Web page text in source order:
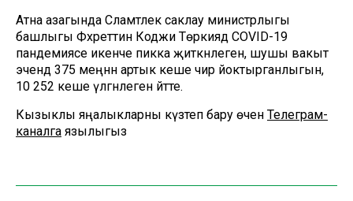
Атна азагында Сәламәтлек саклау министрлыгы
башлыгы Фәхреттин Коджи Төркиядә COVID-19
пандемиясе икенче пикка җиткәнлеген, шушы вакыт
эчендә 375 меңнән артык кеше чир йоктырганлыгын,
10 252 кеше үлгәнлеген әйтте.
Кызыклы яңалыкларны күзәтеп бару өчен Телеграм-
каналга язылыгыз